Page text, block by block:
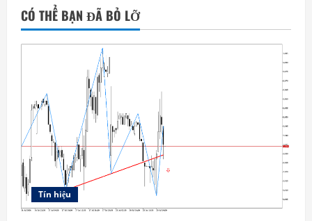
CÓ THỂ BẠN ĐÃ BỎ LỠ
Tín hiệu